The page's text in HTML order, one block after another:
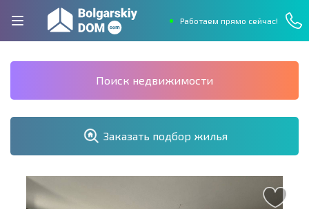
Работаем прямо сейчас!
Поиск недвижимости
Заказать подбор жилья